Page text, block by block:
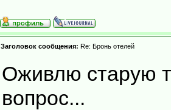
Заголовок сообщения: Re: Бронь отелей
Оживлю старую
вопрос...